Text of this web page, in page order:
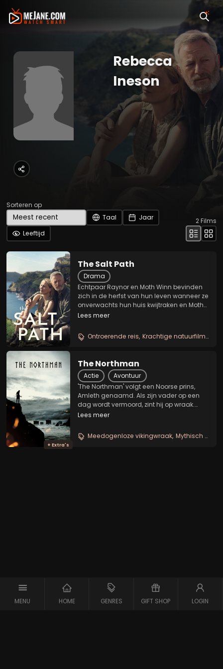
MENU HOME GENRES GIFT SHOP LOGIN
Rebecca
Ineson
Sorteren op
Taal
Jaar
Leeftijd
2Films
The Salt Path
Drama
Echtpaar Raynor en Moth Winn bevinden
zich in de herfst van hun leven wanneer ze
onverwachts hun huis kwijtraken en Moth
erachter komt dat hij ernstig ziek is.
beslissing om het eeuwenoude South
West Coast Path te...
Lees meer
Ontroerende reis Krachtige natuurfilm
+ Extra's
The Northman
Actie
Avontuur
'The Northman' volgt een Noorse prins,
Amleth genaamd. Als zijn vader op een
dag wordt vermoord, zint hij op wraak.
Tijdens zijn jacht op de moordenaar zal hij
Lees meer
Meedogenloze vikingwraak Mythisch en bloedig